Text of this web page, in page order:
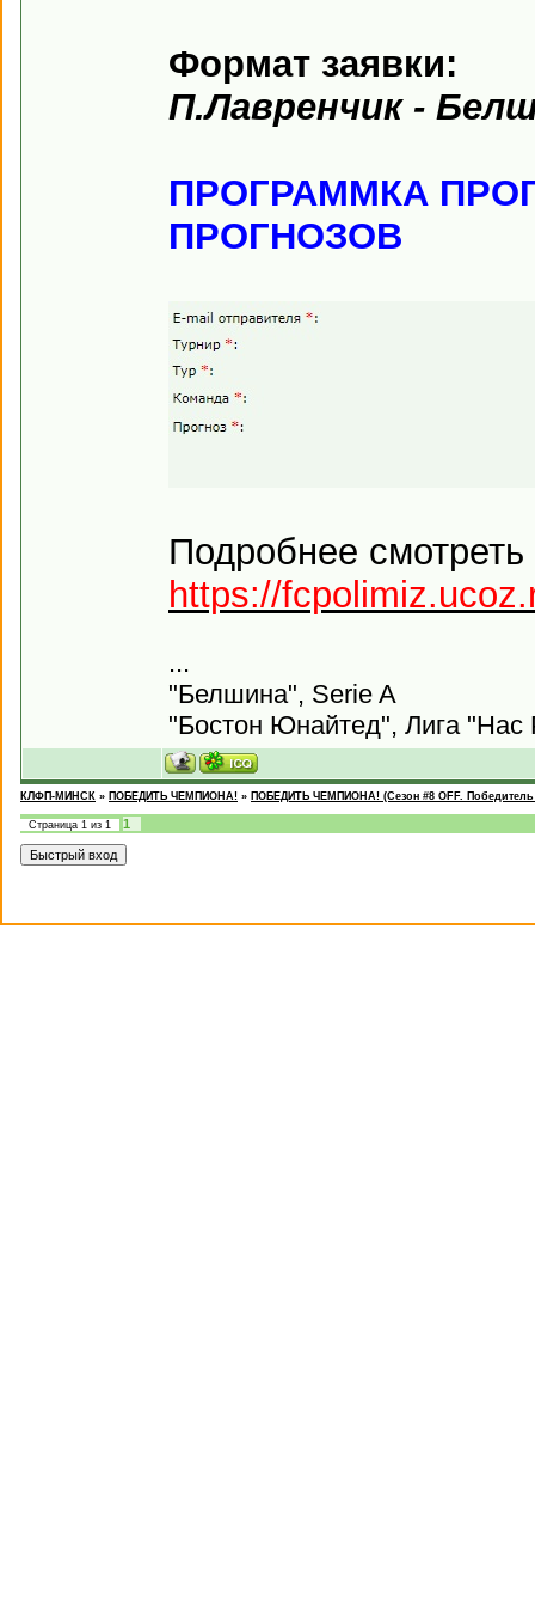
Формат заявки:
П.Лавренчик -
ПРОГРАММКА
ПРОГНОЗОВ
Подробнее смотреть
https://
...
"Белшина", Serie A
"Бостон Юнайтед", Лига "Нас
КЛФП-МИНСК » ПОБЕДИТЬ ЧЕМПИОНА! » ПОБЕДИТЬ ЧЕМПИОНА! (Сезон #8 OFF.
Страница 1 из 1 1